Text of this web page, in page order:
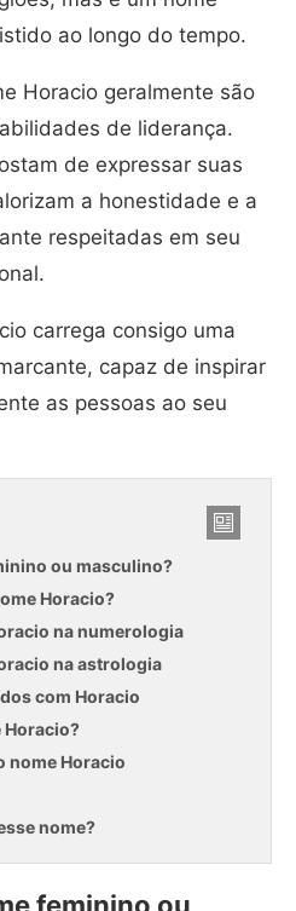
ao longo do tempo.
Horacio geralmente são
de liderança.
de expressar suas
a honestidade e a
respeitadas em seu
carrega consigo uma
capaz de inspirar
as pessoas ao seu
ou masculino?
Horacio?
na numerologia
na astrologia
com Horacio
Horacio?
nome Horacio
nome?